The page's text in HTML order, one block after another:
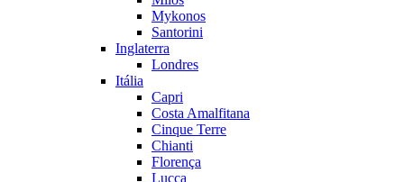
Mykonos
Santorini
Inglaterra
Londres
Itália
Capri
Costa Amalfitana
Cinque Terre
Chianti
Florença
Lucca